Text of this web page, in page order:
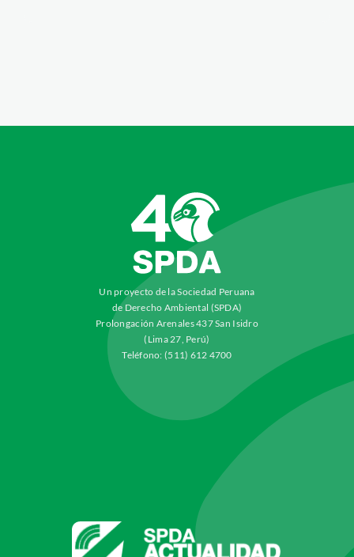
Un proyecto de la Sociedad Peruana
de Derecho Ambiental (SPDA)
Prolongación Arenales 437 San Isidro
(Lima 27, Perú)
Teléfono: (511) 612 4700